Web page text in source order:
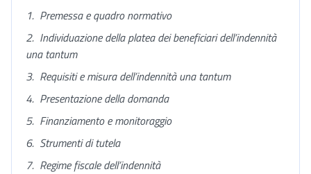
1. Premessa e quadro normativo
2. Individuazione della platea dei beneficiari dell’indennità
una tantum
3. Requisiti e misura dell’indennità una tantum
4. Presentazione della domanda
5. Finanziamento e monitoraggio
6. Strumenti di tutela
7. Regime fiscale dell’indennità